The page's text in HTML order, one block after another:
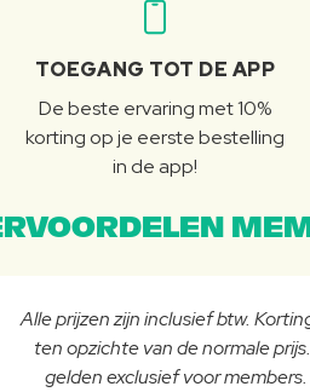
TOEGANG TOT DE APP
De beste ervaring met 10%
korting op je eerste bestelling
in de app!
Alle prijzen zijn inclusief btw.
ten opzichte van de normale
gelden exclusief voor